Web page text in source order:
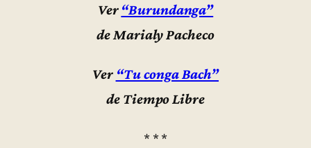
Ver “Burundanga”
de Marialy Pacheco
Ver “Tu conga Bach”
de Tiempo Libre
* * *